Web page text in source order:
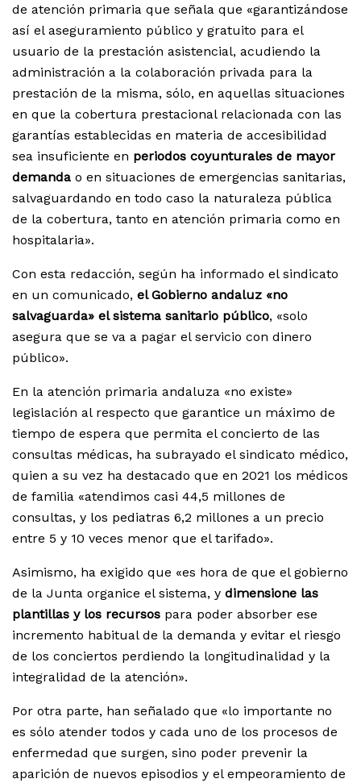
de atención primaria que señala que «garantizándose
así el aseguramiento público y gratuito para el
usuario de la prestación asistencial, acudiendo la
administración a la colaboración privada para la
prestación de la misma, sólo, en aquellas situaciones
en que la cobertura prestacional relacionada con las
garantías establecidas en materia de accesibilidad
sea insuficiente en periodos coyunturales de mayor
demanda o en situaciones de emergencias sanitarias,
salvaguardando en todo caso la naturaleza pública
de la cobertura, tanto en atención primaria como en
hospitalaria».
Con esta redacción, según ha informado el sindicato
en un comunicado, el Gobierno andaluz «no
salvaguarda» el sistema sanitario público, «solo
asegura que se va a pagar el servicio con dinero
público».
En la atención primaria andaluza «no existe»
legislación al respecto que garantice un máximo de
tiempo de espera que permita el concierto de las
consultas médicas, ha subrayado el sindicato médico,
quien a su vez ha destacado que en 2021 los médicos
de familia «atendimos casi 44,5 millones de
consultas, y los pediatras 6,2 millones a un precio
entre 5 y 10 veces menor que el tarifado».
Asimismo, ha exigido que «es hora de que el gobierno
de la Junta organice el sistema, y dimensione las
plantillas y los recursos para poder absorber ese
incremento habitual de la demanda y evitar el riesgo
de los conciertos perdiendo la longitudinalidad y la
integralidad de la atención».
Por otra parte, han señalado que «lo importante no
es sólo atender todos y cada uno de los procesos de
enfermedad que surgen, sino poder prevenir la
aparición de nuevos episodios y el empeoramiento de